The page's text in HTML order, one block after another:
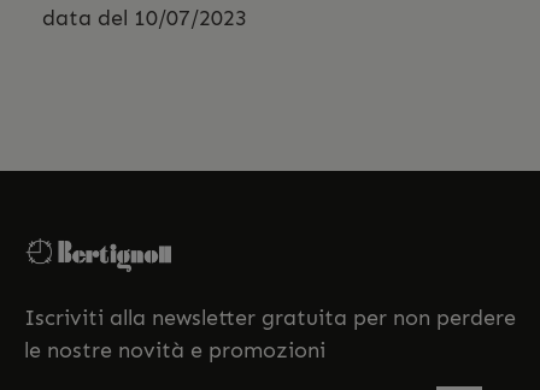
data del 10/07/2023
Iscriviti alla newsletter gratuita per non perdere
le nostre novità e promozioni